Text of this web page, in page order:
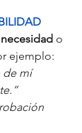
o
ejemplo:
de mí